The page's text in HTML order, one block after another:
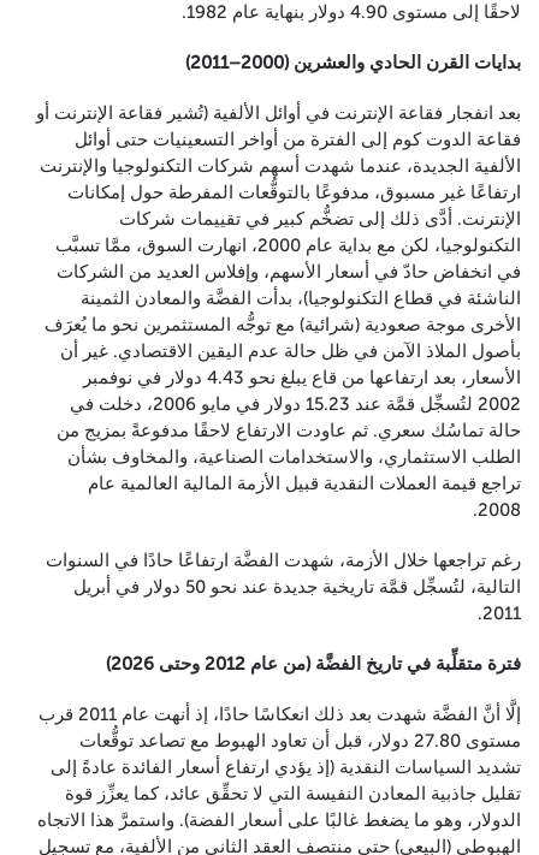
لاحقًا إلى مستوى 4.90 دولار بنهاية عام 1982.
بدايات القرن الحادي والعشرين (2000–2011)
بعد انفجار فقاعة الإنترنت في أوائل الألفية (تُشير فقاعة الإنترنت أو
فقاعة الدوت كوم إلى الفترة من أواخر التسعينيات حتى أوائل
الألفية الجديدة، عندما شهدت أسهم شركات التكنولوجيا والإنترنت
ارتفاعًا غير مسبوق، مدفوعًا بالتوقُّعات المفرطة حول إمكانات
الإنترنت. أدَّى ذلك إلى تضخُّم كبير في تقييمات شركات
التكنولوجيا، لكن مع بداية عام 2000، انهارت السوق، ممَّا تسبَّب
في انخفاض حادّ في أسعار الأسهم، وإفلاس العديد من الشركات
الناشئة في قطاع التكنولوجيا)، بدأت الفضَّة والمعادن الثمينة
الأخرى موجة صعودية (شرائية) مع توجُّه المستثمرين نحو ما يُعرَف
بأصول الملاذ الآمن في ظل حالة عدم اليقين الاقتصادي. غير أن
الأسعار، بعد ارتفاعها من قاع يبلغ نحو 4.43 دولار في نوفمبر
2002 لتُسجِّل قمَّة عند 15.23 دولار في مايو 2006، دخلت في
حالة تماسُك سعري. ثم عاودت الارتفاع لاحقًا مدفوعةً بمزيج من
الطلب الاستثماري، والاستخدامات الصناعية، والمخاوف بشأن
تراجع قيمة العملات النقدية قبيل الأزمة المالية العالمية عام
2008.
رغم تراجعها خلال الأزمة، شهدت الفضَّة ارتفاعًا حادًا في السنوات
التالية، لتُسجِّل قمَّة تاريخية جديدة عند نحو 50 دولار في أبريل
2011.
فترة متقلِّبة في تاريخ الفضَّة (من عام 2012 وحتى 2026)
إلَّا أنَّ الفضَّة شهدت بعد ذلك انعكاسًا حادًا، إذ أنهت عام 2011 قرب
مستوى 27.80 دولار، قبل أن تعاود الهبوط مع تصاعد توقُّعات
تشديد السياسات النقدية (إذ يؤدي ارتفاع أسعار الفائدة عادةً إلى
تقليل جاذبية المعادن النفيسة التي لا تحقِّق عائد، كما يعزِّز قوة
الدولار، وهو ما يضغط غالبًا على أسعار الفضة). واستمرَّ هذا الاتجاه
الهبوطي (البيعي) حتى منتصف العقد الثاني من الألفية، مع تسجيل